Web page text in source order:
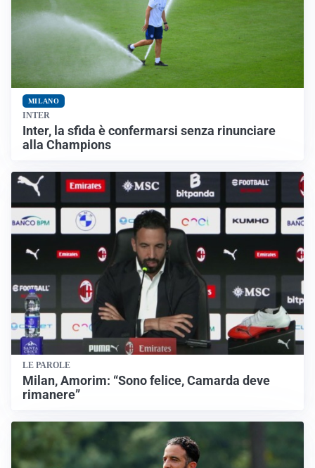
MILANO
INTER
Inter, la sfida è confermarsi senza rinunciare
alla Champions
LE PAROLE
Milan, Amorim: “Sono felice, Camarda deve
rimanere”